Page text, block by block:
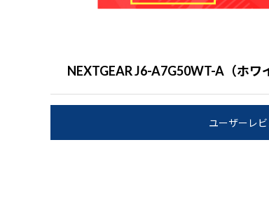
NEXTGEAR J6-A7G50WT-A（ホ
ユーザーレ